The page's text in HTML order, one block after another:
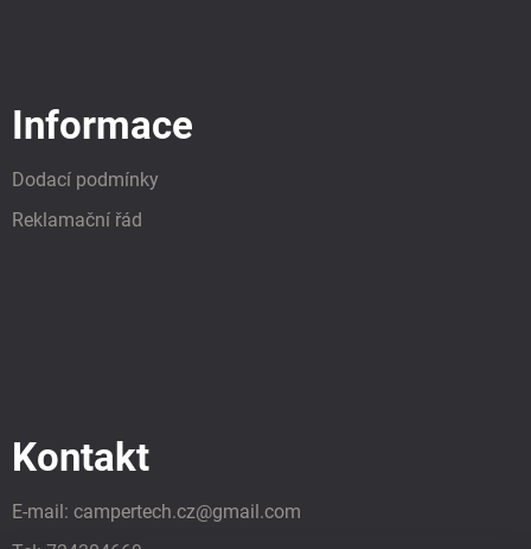
Informace
Dodací podmínky
Reklamační řád
Kontakt
E-mail: campertech.cz@gmail.com